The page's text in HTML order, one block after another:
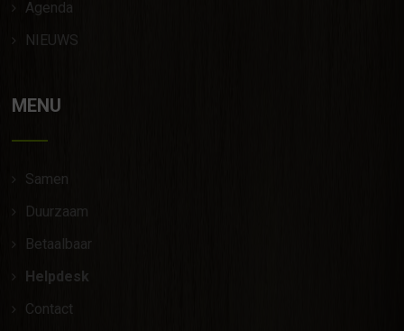
Agenda
NIEUWS
MENU
Samen
Duurzaam
Betaalbaar
Helpdesk
Contact